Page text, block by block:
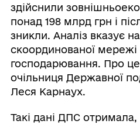
здійснили
понад 198 млрд грн і
зникли. Аналіз вказує
скоординованої мережі
господарювання. Про
очільниця Державної
Леся Карнаух.
Такі дані ДПС